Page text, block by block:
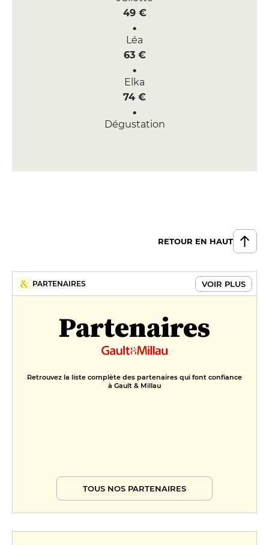
49 €
Léa
63 €
Elka
74 €
Dégustation
RETOUR EN HAUT
PARTENAIRES VOIR PLUS
Partenaires
Retrouvez la liste complète des partenaires qui font confiance
à Gault & Millau
TOUS NOS PARTENAIRES